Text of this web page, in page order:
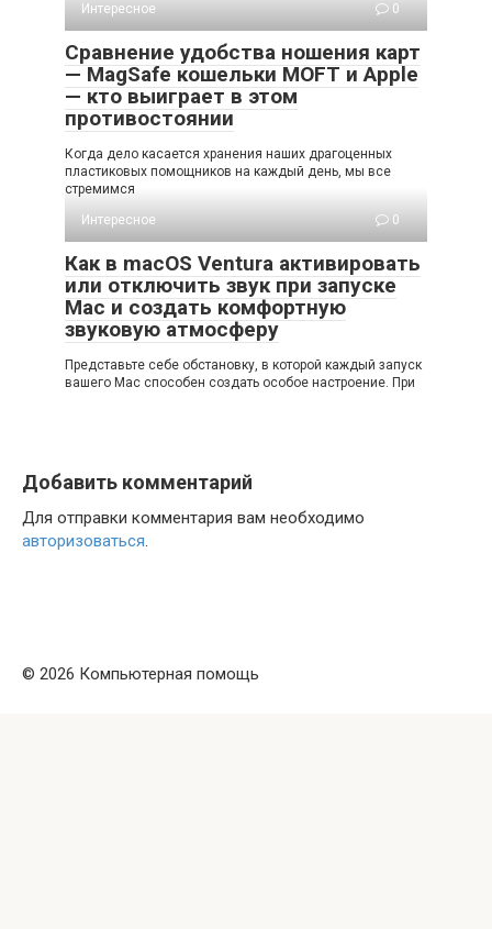
Интересное
0
Сравнение удобства ношения карт
— MagSafe кошельки MOFT и Apple
— кто выиграет в этом
противостоянии
Когда дело касается хранения наших драгоценных
пластиковых помощников на каждый день, мы все
стремимся
Интересное
0
Как в macOS Ventura активировать
или отключить звук при запуске
Mac и создать комфортную
звуковую атмосферу
Представьте себе обстановку, в которой каждый запуск
вашего Mac способен создать особое настроение. При
Добавить комментарий
Для отправки комментария вам необходимо
авторизоваться.
© 2026 Компьютерная помощь